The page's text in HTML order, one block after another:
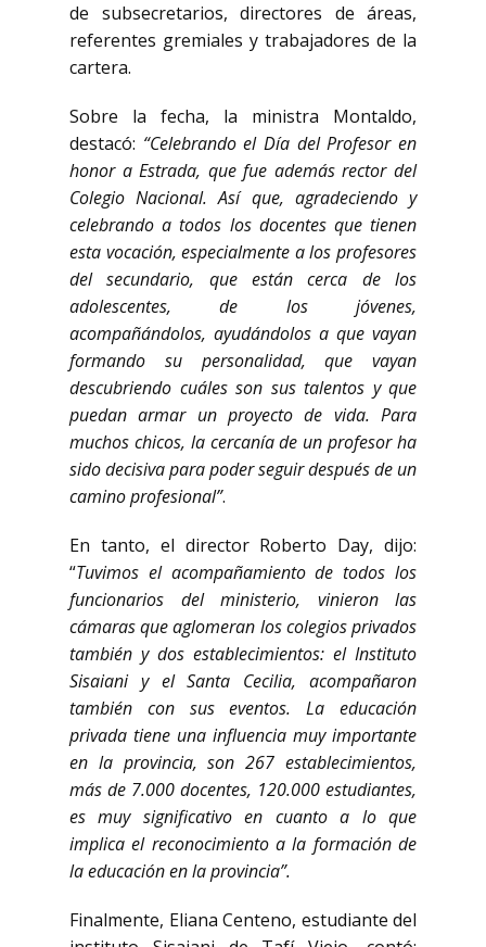
de subsecretarios, directores de áreas,
referentes gremiales y trabajadores de la
cartera.
Sobre la fecha, la ministra Montaldo,
destacó: “Celebrando el Día del Profesor en
honor a Estrada, que fue además rector del
Colegio Nacional. Así que, agradeciendo y
celebrando a todos los docentes que tienen
esta vocación, especialmente a los profesores
del secundario, que están cerca de los
adolescentes, de los jóvenes,
acompañándolos, ayudándolos a que vayan
formando su personalidad, que vayan
descubriendo cuáles son sus talentos y que
puedan armar un proyecto de vida. Para
muchos chicos, la cercanía de un profesor ha
sido decisiva para poder seguir después de un
camino profesional”.
En tanto, el director Roberto Day, dijo:
“Tuvimos el acompañamiento de todos los
funcionarios del ministerio, vinieron las
cámaras que aglomeran los colegios privados
también y dos establecimientos: el Instituto
Sisaiani y el Santa Cecilia, acompañaron
también con sus eventos. La educación
privada tiene una influencia muy importante
en la provincia, son 267 establecimientos,
más de 7.000 docentes, 120.000 estudiantes,
es muy significativo en cuanto a lo que
implica el reconocimiento a la formación de
la educación en la provincia”.
Finalmente, Eliana Centeno, estudiante del